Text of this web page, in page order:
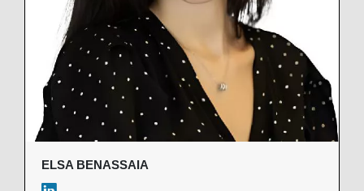
ELSA BENASSAIA